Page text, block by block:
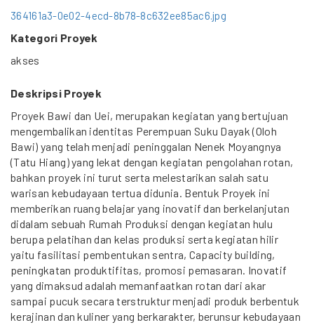
364161a3-0e02-4ecd-8b78-8c632ee85ac6.jpg
Kategori Proyek
akses
Deskripsi Proyek
Proyek Bawi dan Uei, merupakan kegiatan yang bertujuan
mengembalikan identitas Perempuan Suku Dayak (Oloh
Bawi) yang telah menjadi peninggalan Nenek Moyangnya
(Tatu Hiang) yang lekat dengan kegiatan pengolahan rotan,
bahkan proyek ini turut serta melestarikan salah satu
warisan kebudayaan tertua didunia. Bentuk Proyek ini
memberikan ruang belajar yang inovatif dan berkelanjutan
didalam sebuah Rumah Produksi dengan kegiatan hulu
berupa pelatihan dan kelas produksi serta kegiatan hilir
yaitu fasilitasi pembentukan sentra, Capacity building,
peningkatan produktifitas, promosi pemasaran. Inovatif
yang dimaksud adalah memanfaatkan rotan dari akar
sampai pucuk secara terstruktur menjadi produk berbentuk
kerajinan dan kuliner yang berkarakter, berunsur kebudayaan